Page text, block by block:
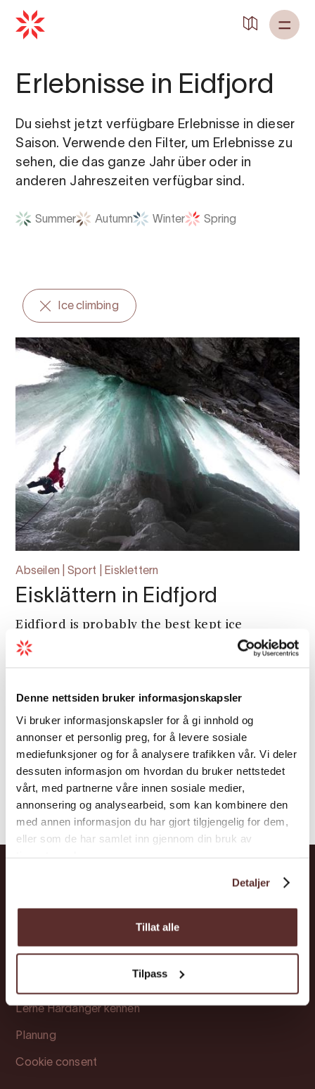
Denne nettsiden bruker informasjonskapsler
Vi bruker informasjonskapsler for å gi innhold og
annonser et personlig preg, for å levere sosiale
mediefunksjoner og for å analysere trafikken vår. Vi deler
dessuten informasjon om hvordan du bruker nettstedet
vårt, med partnerne våre innen sosiale medier,
annonsering og analysearbeid, som kan kombinere den
med annen informasjon du har gjort tilgjengelig for dem,
eller som de har samlet inn gjennom din bruk av
Detaljer
Tillat alle
Tilpass
Erlebnisse in Eidfjord
Du siehst jetzt verfügbare Erlebnisse in dieser
Saison. Verwende den Filter, um Erlebnisse zu
sehen, die das ganze Jahr über oder in
anderen Jahreszeiten verfügbar sind.
Summer Autumn Winter Spring
Ice climbing
Abseilen | Sport | Eisklettern
Eisklättern in Eidfjord
Eidfjord is probably the best kept ice
climbing secret in the world, considering the
routes and relatively reliable conditions.
Übernachtung
Lerne Hardanger kennen
Planung
Cookie consent